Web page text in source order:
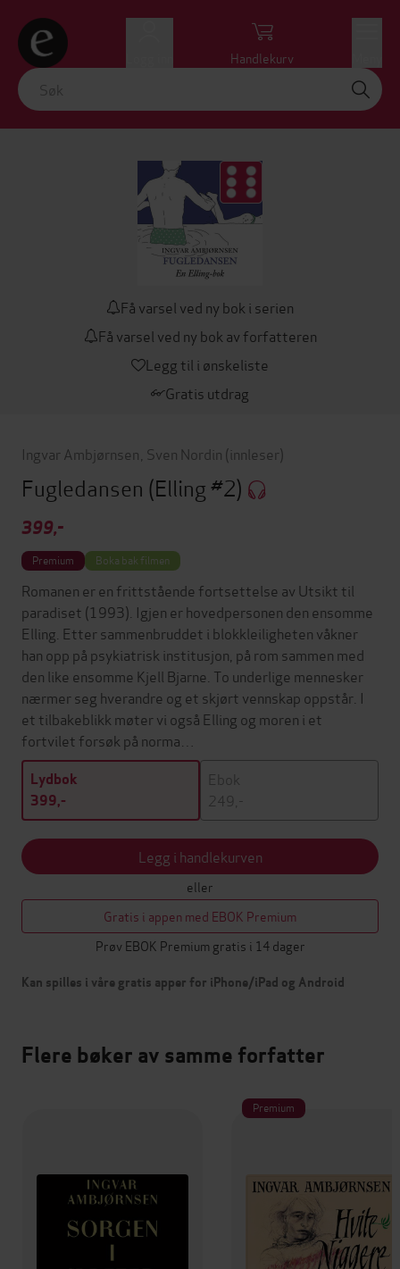
Handlekurv
Få varsel ved ny bok i serien
Få varsel ved ny bok av forfatteren
Legg til i ønskeliste
Gratis utdrag
Ingvar Ambjørnsen Sven Nordin (innleser)
Fugledansen (Elling #2)
399,-
Premium Boka bak filmen
Romanen er en frittstående fortsettelse av Utsikt til
paradiset (1993). Igjen er hovedpersonen den ensomme
Elling. Etter sammenbruddet i blokkleiligheten våkner
han opp på psykiatrisk institusjon, på rom sammen med
den like ensomme Kjell Bjarne. To underlige mennesker
nærmer seg hverandre og et skjørt vennskap oppstår. I
et tilbakeblikk møter vi også Elling og moren i et
fortvilet forsøk på norma…
Lydbok
399,-
Ebok
249,-
Legg i handlekurven
eller
Gratis i appen med EBOK Premium
Prøv EBOK Premium gratis i 14 dager
Kan spilles i våre gratis apper for iPhone/iPad og Android
Flere bøker av samme forfatter
Premium